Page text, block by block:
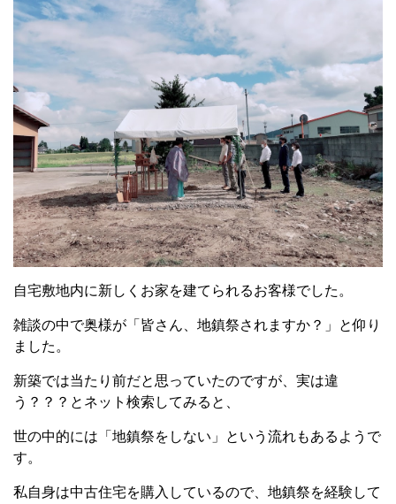
自宅敷地内に新しくお家を建てられるお客様でした。
雑談の中で奥様が「皆さん、地鎮祭されますか？」と仰り
ました。
新築では当たり前だと思っていたのですが、実は違
う？？？とネット検索してみると、
世の中的には「地鎮祭をしない」という流れもあるようで
す。
私自身は中古住宅を購入しているので、地鎮祭を経験して